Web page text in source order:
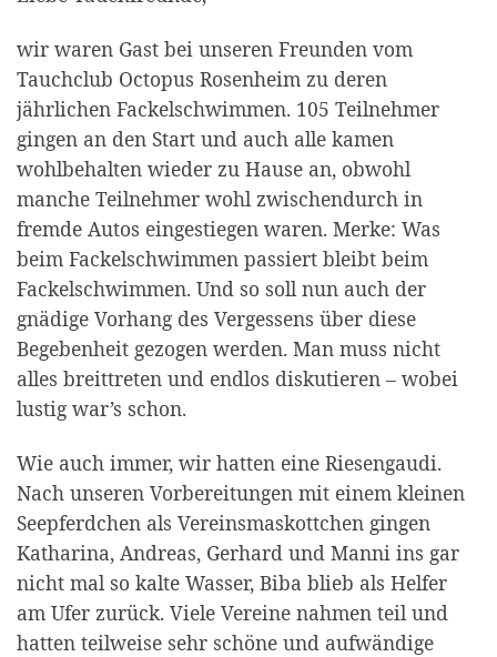
wir waren Gast bei unseren Freunden vom
Tauchclub Octopus Rosenheim zu deren
jährlichen Fackelschwimmen. 105 Teilnehmer
gingen an den Start und auch alle kamen
wohlbehalten wieder zu Hause an, obwohl
manche Teilnehmer wohl zwischendurch in
fremde Autos eingestiegen waren. Merke: Was
beim Fackelschwimmen passiert bleibt beim
Fackelschwimmen. Und so soll nun auch der
gnädige Vorhang des Vergessens über diese
Begebenheit gezogen werden. Man muss nicht
alles breittreten und endlos diskutieren – wobei
lustig war’s schon.
Wie auch immer, wir hatten eine Riesengaudi.
Nach unseren Vorbereitungen mit einem kleinen
Seepferdchen als Vereinsmaskottchen gingen
Katharina, Andreas, Gerhard und Manni ins gar
nicht mal so kalte Wasser, Biba blieb als Helfer
am Ufer zurück. Viele Vereine nahmen teil und
hatten teilweise sehr schöne und aufwändige